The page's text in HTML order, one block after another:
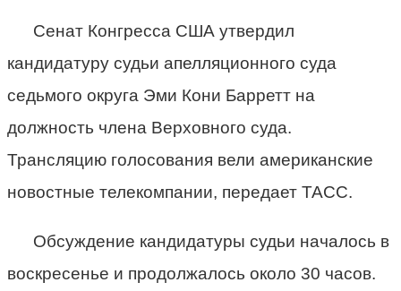
Сенат Конгресса США утвердил
кандидатуру судьи апелляционного суда
седьмого округа Эми Кони Барретт на
должность члена Верховного суда.
Трансляцию голосования вели американские
новостные телекомпании, передает ТАСС.
Обсуждение кандидатуры судьи началось в
воскресенье и продолжалось около 30 часов.